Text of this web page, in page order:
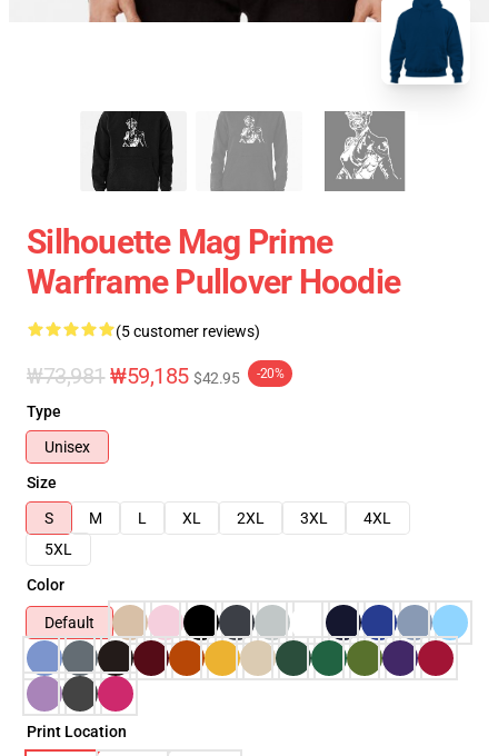
Silhouette Mag Prime
Warframe Pullover Hoodie
(5 customer reviews)
₩73,981 ₩59,185 $42.95 -20%
Type
Unisex
Size
S
M L XL 2XL 3XL
4XL
5XL
Color
Default
Print Location